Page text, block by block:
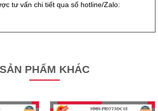
tư vấn chi tiết qua số hotline/Zalo:
SẢN PHẨM KHÁC